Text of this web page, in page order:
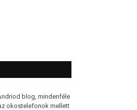
blog, mindenféle
okostelefonok mellett